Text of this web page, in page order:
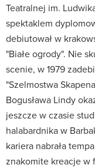
Teatralnej im.
spektaklem
debiutował w
"Białe ogrody". Nie
scenie, w 1979
"Szelmostwa
Bogusława Lindy
jeszcze w czasie
halabardnika w
kariera nabrała
znakomite kreacje w